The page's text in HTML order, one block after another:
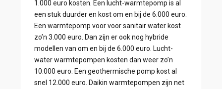
1.000 euro kosten. Een lucht-warmtepomp is al
een stuk duurder en kost om en bij de 6.000 euro.
Een warmtepomp voor voor sanitair water kost
zo’n 3.000 euro. Dan zijn er ook nog hybride
modellen van om en bij de 6.000 euro. Lucht-
water warmtepompen kosten dan weer zo’n
10.000 euro. Een geothermische pomp kost al
snel 12.000 euro. Daikin warmtepompen zijn net